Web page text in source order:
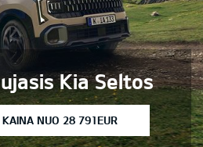
Kia Seltos
KAINA NUO 28 791EUR